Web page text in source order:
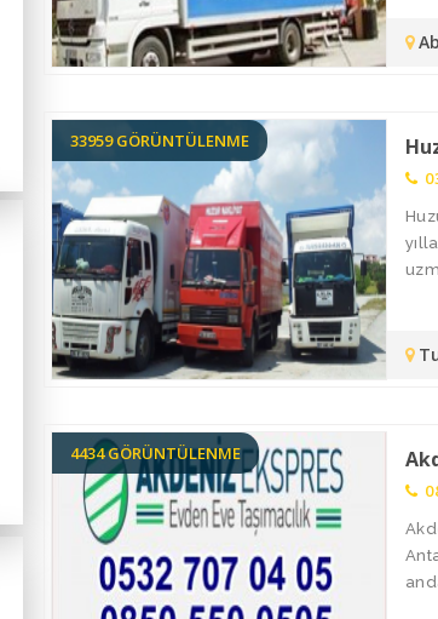
33959 GÖRÜNTÜLENME
4434 GÖRÜNTÜLENME